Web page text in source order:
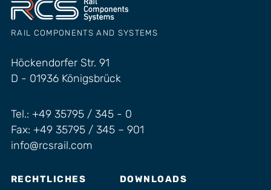
RAIL COMPONENTS AND SYSTEMS
Höckendorfer Str. 91
D - 01936 Königsbrück
Tel.: +49 35795 / 345 - 0
Fax: +49 35795 / 345 – 901
info@rcsrail.com
RECHTLICHES DOWNLOADS